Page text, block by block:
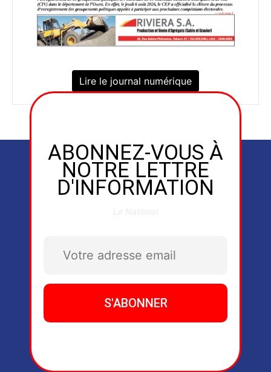
Lire le journal numérique
ABONNEZ-VOUS À
NOTRE LETTRE
D'INFORMATION